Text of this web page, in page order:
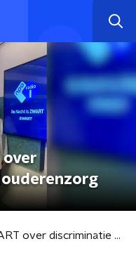
over
De nacht is ZWART over discriminatie in de ouderenzorg